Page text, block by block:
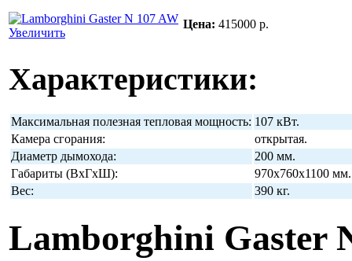
Увеличить
Цена: 415000 р.
Характеристики:
Максимальная полезная тепловая мощность: 107 кВт.
Камера сгорания:
открытая.
Диаметр дымохода:
200 мм.
Габариты (ВхГхШ):
970x760x1100 мм.
Вес:
390 кг.
Lamborghini Gaster